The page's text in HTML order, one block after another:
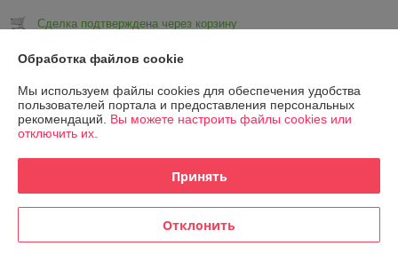
Сделка подтверждена через корзину
Показать все отзывы
О нас
Доставка и оплата
Обработка файлов cookie
Мы используем файлы cookies для обеспечения удобства
пользователей портала и предоставления персональных
рекомендаций. Вы можете настроить файлы cookies или
отключить их.
Принять
Отклонить